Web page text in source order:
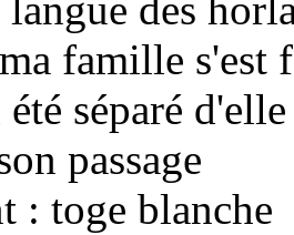
des
famille s'est
séparé
passage
: toge blanche